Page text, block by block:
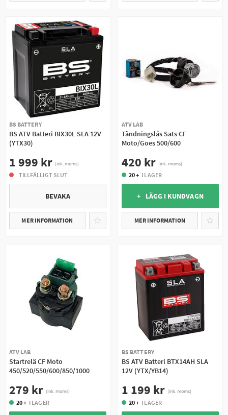
TIMRÄKNARE
TUTA
TÄNDKABEL TÄNDNINGSLÅS
TÄNDSPOLE
VOLTMÄTARE VÄXELLÄGESGIVARE
BS BATTERY
BS ATV Batteri BIX30L SLA 12V
(YTX30)
1 999 kr (ink. moms)
TILLFÄLLIGT SLUT
BEVAKA
MER INFORMATION
ATV LAB
Tändningslås Sats CF
Moto/Goes 500/600
420 kr (ink. moms)
20 + I LAGER
+ LÄGG I KUNDVAGN
MER INFORMATION
ATV LAB
Startrelä CF Moto
450/520/550/600/850/1000
279 kr (ink. moms)
20 + I LAGER
BS BATTERY
BS ATV Batteri BTX14AH SLA
12V (YTX/YB14)
1 199 kr (ink. moms)
20 + I LAGER